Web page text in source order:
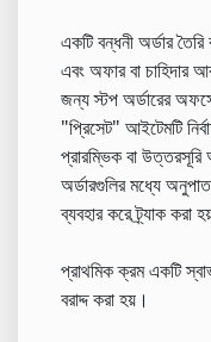
একটি বন্ধনী অর্ডার
এবং অফার বা চাহিদার
জন্য স্টপ অর্ডারের
"প্রিসেট" আইটেমটি
প্রারম্ভিক বা উত্তরসূরি
অর্ডারগুলির মধ্যে
ব্যবহার করে ট্র্যাক করা
প্রাথমিক ক্রম একটি
বরাদ্দ করা হয়।